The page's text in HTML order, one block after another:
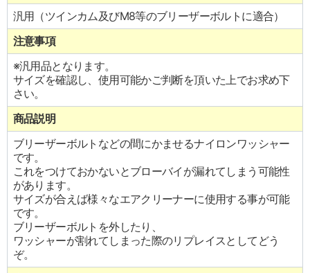
汎用（ツインカム及びM8等のブリーザーボルトに適合）
注意事項
※汎用品となります。
サイズを確認し、使用可能かご判断を頂いた上でお求め下
さい。
商品説明
ブリーザーボルトなどの間にかませるナイロンワッシャー
です。
これをつけておかないとブローバイが漏れてしまう可能性
があります。
サイズが合えば様々なエアクリーナーに使用する事が可能
です。
ブリーザーボルトを外したり、
ワッシャーが割れてしまった際のリプレイスとしてどう
ぞ。